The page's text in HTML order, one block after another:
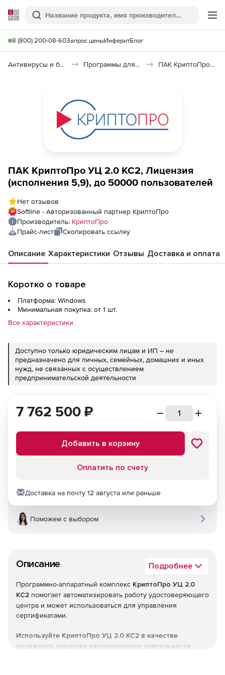
Softline
Поиск
8 (800) 200-08-60Запрос ценыИнферитБлог
Антивирусы и безопасность Программы для защиты информации ПАК КриптоПро УЦ 2.0 КС2
ПАК КриптоПро УЦ 2.0 КС2, Лицензия
(исполнения 5,9), до 50000 пользователей
Нет отзывов
Softline - Авторизованный партнер КриптоПро
Производитель: КриптоПро
Прайс-лист
Скопировать ссылку
Описание Характеристики Отзывы Доставка и оплата
Коротко о товаре
Платформа: Windows
Минимальная покупка: от 1 шт.
Все характеристики
Доступно только юридическим лицам и ИП – не
предназначено для личных, семейных, домашних и иных
нужд, не связанных с осуществлением
предпринимательской деятельности
Описание Подробнее
Программно-аппаратный комплекс КриптоПро УЦ 2.0
КС2 помогает автоматизировать работу удостоверяющего
центра и может использоваться для управления
сертификатами.
Используйте КриптоПро УЦ 2.0 КС2 в качестве
надежного средства автоматизации деятельности
7 762 500 ₽
Добавить в корзину
Оплатить по счету
Доставка на почту 12 августа или раньше
Поможем с выбором